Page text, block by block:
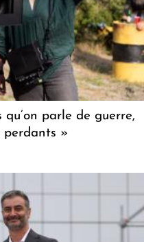
qu’on parle de guerre,
perdants »